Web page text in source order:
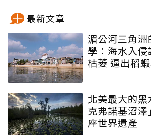
最新文章
湄公河三角
學：海水入
枯萎 逼出稻
北美最大的
克弗諾基沼
座世界遺產